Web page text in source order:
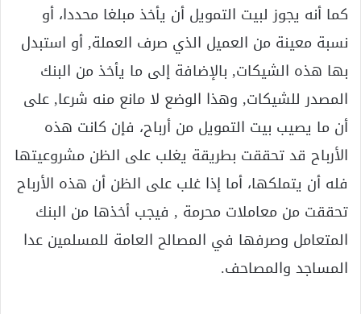
كما أنه يجوز لبيت التمويل أن يأخذ مبلغا محددا، أو
نسبة معينة من العميل الذي صرف العملة, أو استبدل
بها هذه الشيكات, بالإضافة إلى ما يأخذ من البنك
المصدر للشيكات, وهذا الوضع لا مانع منه شرعا, على
أن ما يصيب بيت التمويل من أرباح، فإن كانت هذه
الأرباح قد تحققت بطريقة يغلب على الظن مشروعيتها
فله أن يتملكها، أما إذا غلب على الظن أن هذه الأرباح
تحققت من معاملات محرمة , فيجب أخذها من البنك
المتعامل وصرفها في المصالح العامة للمسلمين عدا
المساجد والمصاحف.